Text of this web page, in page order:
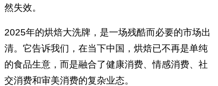
然失效。
2025年的烘焙大洗牌，是一场残酷而必要的市场出
清。它告诉我们，在当下中国，烘焙已不再是单纯
的食品生意，而是融合了健康消费、情感消费、社
交消费和审美消费的复杂业态。